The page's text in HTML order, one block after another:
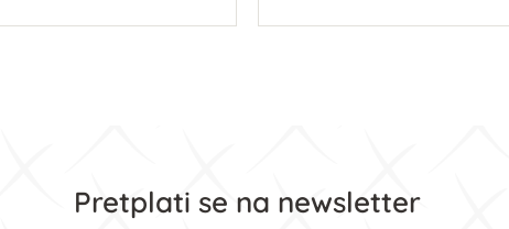
U košaricu U košaricu
Pretplati se na newsletter